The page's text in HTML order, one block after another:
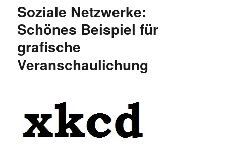
Werbeanzeige
Soziale Netzwerke:
Schönes Beispiel für
grafische
Veranschaulichung